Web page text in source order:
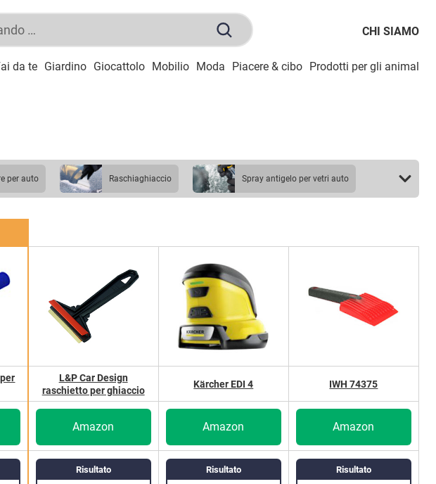
CHI SIAMO
da te Giardino Giocattolo Mobilio Moda Piacere & cibo Prodotti per gli animali
per auto raschiaghiaccio spray antigelo per vetri auto
Risultato
L&P Car Design
raschietto per ghiaccio
Amazon
Risultato
Kärcher EDI 4
Amazon
Risultato
IWH 74375
Amazon